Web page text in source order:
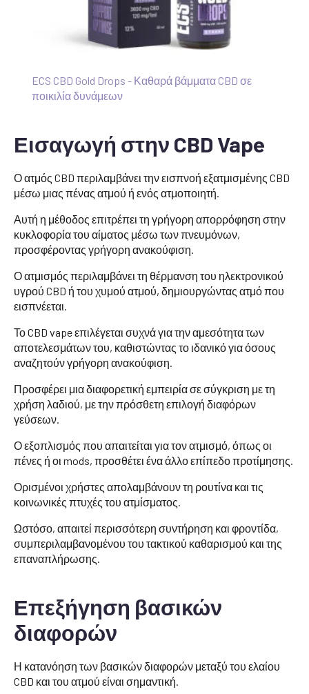
ECS CBD Gold Drops - Καθαρά βάμματα CBD σε
ποικιλία δυνάμεων
Εισαγωγή στην CBD Vape
Ο ατμός CBD περιλαμβάνει την εισπνοή εξατμισμένης CBD
μέσω μιας πένας ατμού ή ενός ατμοποιητή.
Αυτή η μέθοδος επιτρέπει τη γρήγορη απορρόφηση στην
κυκλοφορία του αίματος μέσω των πνευμόνων,
προσφέροντας γρήγορη ανακούφιση.
Ο ατμισμός περιλαμβάνει τη θέρμανση του ηλεκτρονικού
υγρού CBD ή του χυμού ατμού, δημιουργώντας ατμό που
εισπνέεται.
Το CBD vape επιλέγεται συχνά για την αμεσότητα των
αποτελεσμάτων του, καθιστώντας το ιδανικό για όσους
αναζητούν γρήγορη ανακούφιση.
Προσφέρει μια διαφορετική εμπειρία σε σύγκριση με τη
χρήση λαδιού, με την πρόσθετη επιλογή διαφόρων
γεύσεων.
Ο εξοπλισμός που απαιτείται για τον ατμισμό, όπως οι
πένες ή οι mods, προσθέτει ένα άλλο επίπεδο προτίμησης.
Ορισμένοι χρήστες απολαμβάνουν τη ρουτίνα και τις
κοινωνικές πτυχές του ατμίσματος.
Ωστόσο, απαιτεί περισσότερη συντήρηση και φροντίδα,
συμπεριλαμβανομένου του τακτικού καθαρισμού και της
επαναπλήρωσης.
Επεξήγηση βασικών
διαφορών
Η κατανόηση των βασικών διαφορών μεταξύ του ελαίου
CBD και του ατμού είναι σημαντική.